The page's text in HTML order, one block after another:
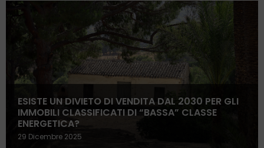
ESISTE UN DIVIETO DI VENDITA DAL 2030 PER GLI
IMMOBILI CLASSIFICATI DI “BASSA” CLASSE
ENERGETICA?
29 Dicembre 2025